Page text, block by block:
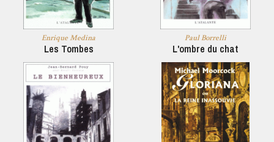
Enrique Medina
Les Tombes
Paul Borrelli
L'ombre du chat